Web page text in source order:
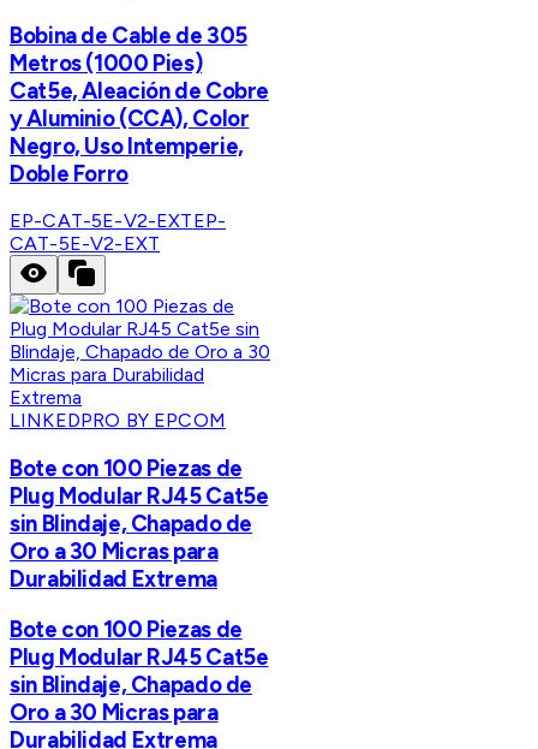
Bobina de Cable de 305
Metros (1000 Pies)
Cat5e, Aleación de Cobre
y Aluminio (CCA), Color
Negro, Uso Intemperie,
Doble Forro
EP-CAT-5E-V2-EXTEP-
CAT-5E-V2-EXT
LINKEDPRO BY EPCOM
Bote con 100 Piezas de
Plug Modular RJ45 Cat5e
sin Blindaje, Chapado de
Oro a 30 Micras para
Durabilidad Extrema
Bote con 100 Piezas de
Plug Modular RJ45 Cat5e
sin Blindaje, Chapado de
Oro a 30 Micras para
Durabilidad Extrema